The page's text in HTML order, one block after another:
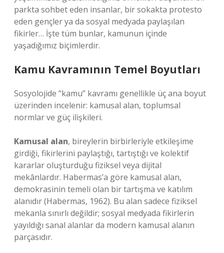
parkta sohbet eden insanlar, bir sokakta protesto
eden gençler ya da sosyal medyada paylaşılan
fikirler… İşte tüm bunlar, kamunun içinde
yaşadığımız biçimlerdir.
Kamu Kavramının Temel Boyutları
Sosyolojide “kamu” kavramı genellikle üç ana boyut
üzerinden incelenir: kamusal alan, toplumsal
normlar ve güç ilişkileri.
Kamusal alan, bireylerin birbirleriyle etkileşime
girdiği, fikirlerini paylaştığı, tartıştığı ve kolektif
kararlar oluşturduğu fiziksel veya dijital
mekânlardır. Habermas’a göre kamusal alan,
demokrasinin temeli olan bir tartışma ve katılım
alanıdır (Habermas, 1962). Bu alan sadece fiziksel
mekanla sınırlı değildir; sosyal medyada fikirlerin
yayıldığı sanal alanlar da modern kamusal alanın
parçasıdır.